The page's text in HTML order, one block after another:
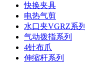
快换夹具
电热气剪
水口夹VGRZ系列
气动拨指系列
4针布爪
伸缩杆系列